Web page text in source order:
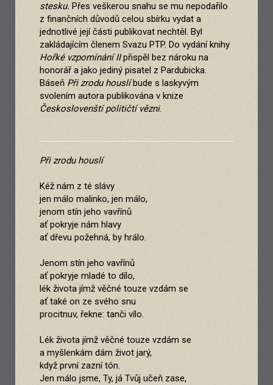
stesku. Přes veškerou snahu se mu nepodařilo
z finančních důvodů celou sbírku vydat a
jednotlivé její části publikovat nechtěl. Byl
zakládajícím členem Svazu PTP. Do vydání knihy
Hořké vzpomínání IIpřispěl bez nároku na
honorář a jako jediný pisatel z Pardubicka.
Báseň Při zrodu houslíbude s laskyvým
svolením autora publikována v knize
Českoslovenští političtí vězni.
Při zrodu houslí
Kéž nám z té slávy
jen málo malinko, jen málo,
jenom stín jeho vavřínů
ať pokryje nám hlavy
ať dřevu požehná, by hrálo.
Jenom stín jeho vavřínů
ať pokryje mladé to dílo,
lék života jímž věčné touze vzdám se
ať také on ze svého snu
procitnuv, řekne: tanči vílo.
Lék života jímž věčné touze vzdám se
a myšlenkám dám život jarý,
když první zazní tón.
Jen málo jsme, Ty, já Tvůj učeň zase,